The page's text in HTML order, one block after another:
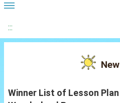
:::
Winner List of Lesson